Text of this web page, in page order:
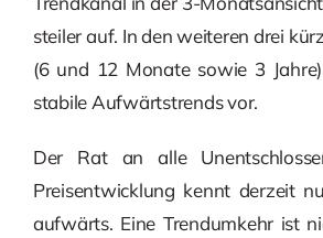
steiler auf. In den weiteren drei
(6 und 12 Monate sowie 3
stabile Aufwärtstrends vor.
Der Rat an alle
Preisentwicklung kennt derzeit
aufwärts. Eine Trendumkehr ist